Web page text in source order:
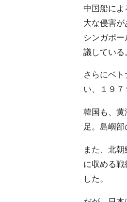
中国船に
大な侵害
シンガポ
議している。
さらにベ
い、１９７
韓国も、
足。島嶼部
また、北
に収める
した。